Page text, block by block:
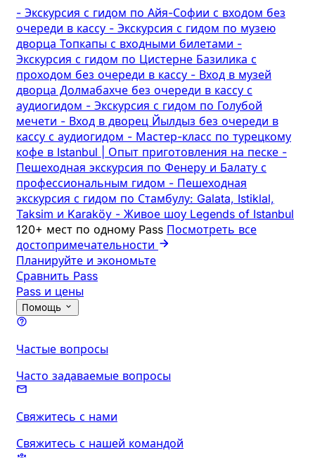
- Экскурсия с гидом по Айя-Софии с входом без
очереди в кассу - Экскурсия с гидом по музею
дворца Топкапы с входными билетами -
Экскурсия с гидом по Цистерне Базилика с
проходом без очереди в кассу - Вход в музей
дворца Долмабахче без очереди в кассу с
аудиогидом - Экскурсия с гидом по Голубой
мечети - Вход в дворец Йылдыз без очереди в
кассу с аудиогидом - Мастер-класс по турецкому
кофе в Istanbul | Опыт приготовления на песке -
Пешеходная экскурсия по Фенеру и Балату с
профессиональным гидом - Пешеходная
экскурсия с гидом по Стамбулу: Galata, Istiklal,
Taksim и Karaköy - Живое шоу Legends of Istanbul
120+ мест по одному Pass Посмотреть все
достопримечательности
Планируйте и экономьте
Сравнить Pass
Pass и цены
Помощь
Частые вопросы
Часто задаваемые вопросы
Свяжитесь с нами
Свяжитесь с нашей командой